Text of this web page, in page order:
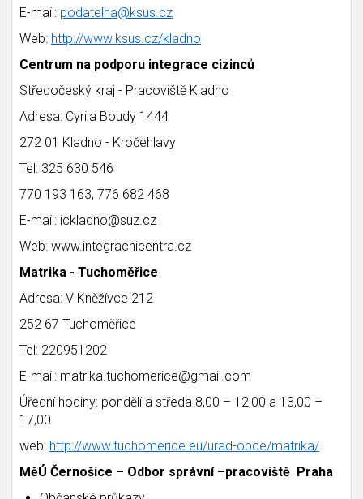
E-mail: podatelna@ksus.cz
Web: http://www.ksus.cz/kladno
Centrum na podporu integrace cizinců
Středočeský kraj - Pracoviště Kladno
Adresa: Cyrila Boudy 1444
272 01 Kladno - Kročehlavy
Tel: 325 630 546
770 193 163, 776 682 468
E-mail: ickladno@suz.cz
Web: www.integracnicentra.cz
Matrika - Tuchoměřice
Adresa: V Kněžívce 212
252 67 Tuchoměřice
Tel: 220951202
E-mail: matrika.tuchomerice@gmail.com
Úřední hodiny: pondělí a středa 8,00 – 12,00 a 13,00 –
17,00
web: http://www.tuchomerice.eu/urad-obce/matrika/
MěÚ Černošice – Odbor správní –pracoviště Praha